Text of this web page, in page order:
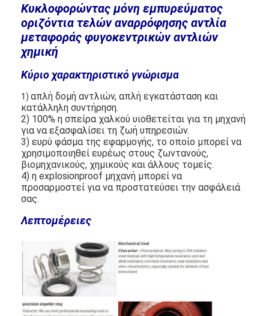
Κυκλοφορώντας μόνη εμπυρεύματος
οριζόντια τελών αναρρόφησης αντλία
μεταφοράς φυγοκεντρικών αντλιών
χημική
Κύριο χαρακτηριστικό γνώρισμα
1)απλή δομή αντλιών, απλή εγκατάσταση και
κατάλληλη συντήρηση.
2) 100% η σπείρα χαλκού υιοθετείται για τη μηχανή
για να εξασφαλίσει τη ζωή υπηρεσιών.
3) ευρύ φάσμα της εφαρμογής, το οποίο μπορεί να
χρησιμοποιηθεί ευρέως στους ζωντανούς,
βιομηχανικούς, χημικούς και άλλους τομείς.
4) η explosionproof μηχανή μπορεί να
προσαρμοστεί για να προστατεύσει την ασφάλειά
σας.
Λεπτομέρειες